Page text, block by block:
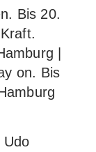
Bis 20.
|
on. Bis
Udo